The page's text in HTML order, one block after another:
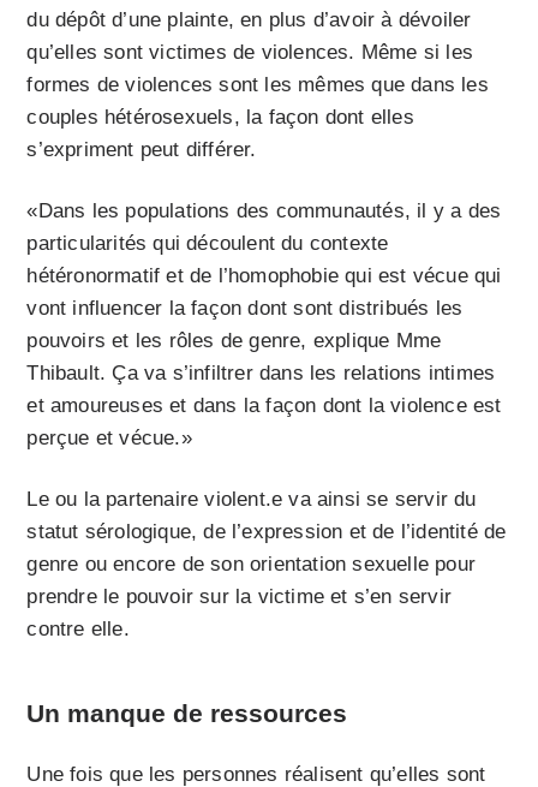
du dépôt d’une plainte, en plus d’avoir à dévoiler
qu’elles sont victimes de violences. Même si les
formes de violences sont les mêmes que dans les
couples hétérosexuels, la façon dont elles
s’expriment peut différer.
«Dans les populations des communautés, il y a des
particularités qui découlent du contexte
hétéronormatif et de l’homophobie qui est vécue qui
vont influencer la façon dont sont distribués les
pouvoirs et les rôles de genre, explique Mme
Thibault. Ça va s’infiltrer dans les relations intimes
et amoureuses et dans la façon dont la violence est
perçue et vécue.»
Le ou la partenaire violent.e va ainsi se servir du
statut sérologique, de l’expression et de l’identité de
genre ou encore de son orientation sexuelle pour
prendre le pouvoir sur la victime et s’en servir
contre elle.
Un manque de ressources
Une fois que les personnes réalisent qu’elles sont